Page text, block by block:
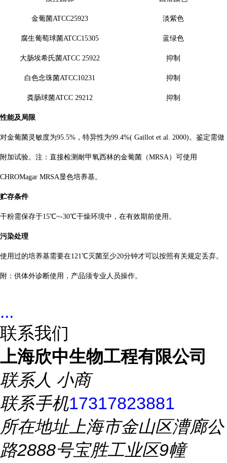
金葡菌ATCC25923 淡紫色
腐生葡萄球菌ATCC15305 蓝绿色
大肠埃希氏菌ATCC 25922 抑制
白色念珠菌ATCC10231 抑制
粪肠球菌ATCC 29212 抑制
性能及局限
对金葡菌灵敏度为95.5%，特异性为99.4%( Gaillot et al. 2000)。鉴定需做
附加试验。注：直接检测耐甲氧西林的金葡菌（MRSA）可使用
CHROMagar MRSA显色培养基。
贮存条件
干粉需保存于15℃~-30℃干燥环境中，在有效期前使用。
污染处理
使用过的培养基需要在121℃灭菌至少20分钟才可以按照有关规定丢弃。
附：供体外诊断使用，产品须专业人员操作。
...
联系我们
上海欣中生物工程有限公司
联系人 小商
联系手机17317823881
所在地址上海市金山区漕廊公
路2888号宝胜工业区9幢